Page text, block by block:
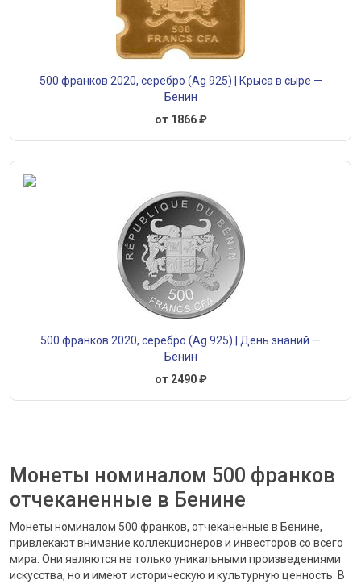
500 франков 2020, серебро (Ag 925) | Крыса в сыре —
Бенин
от 1866 ₽
500 франков 2020, серебро (Ag 925) | День знаний —
Бенин
от 2490 ₽
Монеты номиналом 500 франков
отчеканенные в Бенине
Монеты номиналом 500 франков, отчеканенные в Бенине,
привлекают внимание коллекционеров и инвесторов со всего
мира. Они являются не только уникальными произведениями
искусства, но и имеют историческую и культурную ценность. В